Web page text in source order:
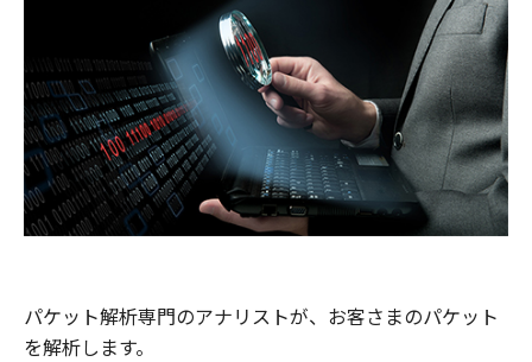
パケット解析専門のアナリストが、お客さまのパケット
を解析します。